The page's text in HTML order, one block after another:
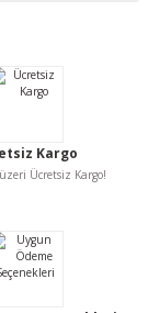
Kargo
Ücretsiz Kargo!